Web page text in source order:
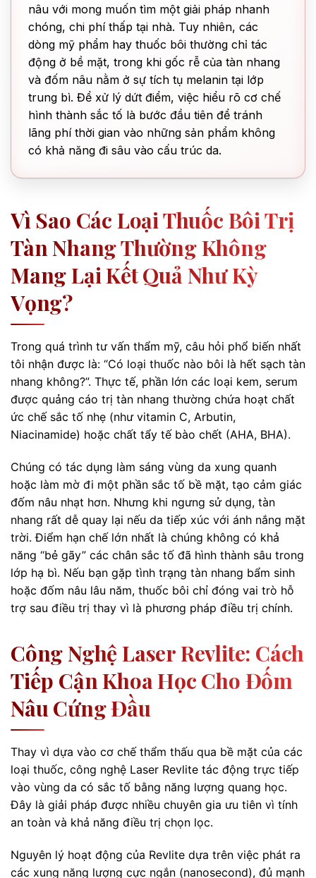
nâu với mong muốn tìm một giải pháp nhanh
chóng, chi phí thấp tại nhà. Tuy nhiên, các
dòng mỹ phẩm hay thuốc bôi thường chỉ tác
động ở bề mặt, trong khi gốc rễ của tàn nhang
và đốm nâu nằm ở sự tích tụ melanin tại lớp
trung bì. Để xử lý dứt điểm, việc hiểu rõ cơ chế
hình thành sắc tố là bước đầu tiên để tránh
lãng phí thời gian vào những sản phẩm không
có khả năng đi sâu vào cấu trúc da.
Vì Sao Các Loại Thuốc Bôi Trị
Tàn Nhang Thường Không
Mang Lại Kết Quả Như Kỳ
Vọng?
Trong quá trình tư vấn thẩm mỹ, câu hỏi phổ biến nhất
tôi nhận được là: “Có loại thuốc nào bôi là hết sạch tàn
nhang không?”. Thực tế, phần lớn các loại kem, serum
được quảng cáo trị tàn nhang thường chứa hoạt chất
ức chế sắc tố nhẹ (như vitamin C, Arbutin,
Niacinamide) hoặc chất tẩy tế bào chết (AHA, BHA).
Chúng có tác dụng làm sáng vùng da xung quanh
hoặc làm mờ đi một phần sắc tố bề mặt, tạo cảm giác
đốm nâu nhạt hơn. Nhưng khi ngưng sử dụng, tàn
nhang rất dễ quay lại nếu da tiếp xúc với ánh nắng mặt
trời. Điểm hạn chế lớn nhất là chúng không có khả
năng “bẻ gãy” các chân sắc tố đã hình thành sâu trong
lớp hạ bì. Nếu bạn gặp tình trạng tàn nhang bẩm sinh
hoặc đốm nâu lâu năm, thuốc bôi chỉ đóng vai trò hỗ
trợ sau điều trị thay vì là phương pháp điều trị chính.
Công Nghệ Laser Revlite: Cách
Tiếp Cận Khoa Học Cho Đốm
Nâu Cứng Đầu
Thay vì dựa vào cơ chế thẩm thấu qua bề mặt của các
loại thuốc, công nghệ Laser Revlite tác động trực tiếp
vào vùng da có sắc tố bằng năng lượng quang học.
Đây là giải pháp được nhiều chuyên gia ưu tiên vì tính
an toàn và khả năng điều trị chọn lọc.
Nguyên lý hoạt động của Revlite dựa trên việc phát ra
các xung năng lượng cực ngắn (nanosecond), đủ mạnh